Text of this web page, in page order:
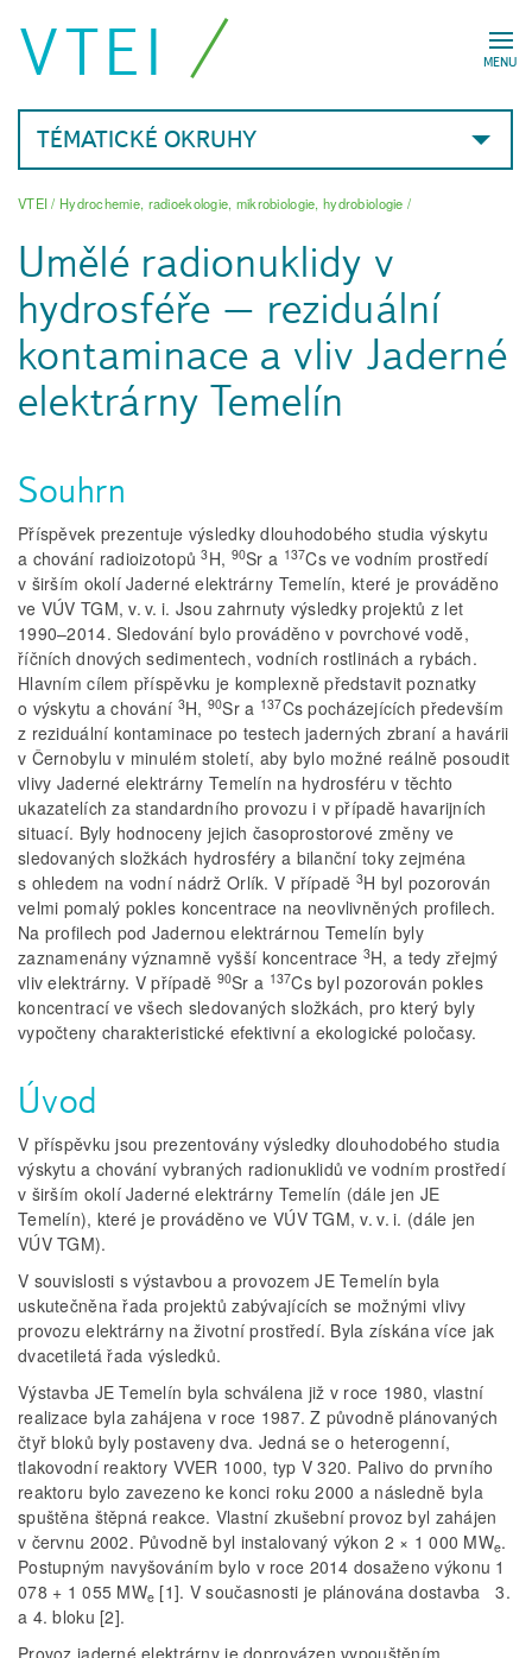
MENU
VTEI
TÉMATICKÉ OKRUHY
VTEI/ Hydrochemie, radioekologie, mikrobiologie, hydrobiologie /
Umělé radionuklidy v
hydrosféře – reziduální
kontaminace a vliv Jaderné
elektrárny Temelín
Souhrn
Příspěvek prezentuje výsledky dlouhodobého studia výskytu
a chování radioizotopů3H, 90Sr a 137Cs ve vodním prostředí
v širším okolí Jaderné elektrárny Temelín, které je prováděno
ve VÚV TGM, v. v. i. Jsou zahrnuty výsledky projektů z let
1990–2014. Sledování bylo prováděno v povrchové vodě,
říčních dnových sedimentech, vodních rostlinách a rybách.
Hlavním cílem příspěvku je komplexně představit poznatky
o výskytu a chování 3H, 90Sr a 137Cs pocházejících především
z reziduální kontaminace po testech jaderných zbraní a havárii
v Černobylu v minulém století, aby bylo možné reálně posoudit
vlivy Jaderné elektrárny Temelín na hydrosféru v těchto
ukazatelích za standardního provozu i v případě havarijních
situací. Byly hodnoceny jejich časoprostorové změny ve
sledovaných složkách hydrosféry a bilanční toky zejména
s ohledem na vodní nádrž Orlík. V případě 3H byl pozorován
velmi pomalý pokles koncentrace na neovlivněných profilech.
Na profilech pod Jadernou elektrárnou Temelín byly
zaznamenány významně vyšší koncentrace 3H, a tedy zřejmý
vliv elektrárny. V případě 90Sr a 137Cs byl pozorován pokles
koncentrací ve všech sledovaných složkách, pro který byly
vypočteny charakteristické efektivní a ekologické poločasy.
Úvod
V příspěvku jsou prezentovány výsledky dlouhodobého studia
výskytu a chování vybraných radionuklidů ve vodním prostředí
v širším okolí Jaderné elektrárny Temelín (dále jen JE
Temelín), které je prováděno ve VÚV TGM, v. v. i. (dále jen
VÚV TGM).
V souvislosti s výstavbou a provozem JE Temelín byla
uskutečněna řada projektů zabývajících se možnými vlivy
provozu elektrárny na životní prostředí. Byla získána více jak
dvacetiletá řada výsledků.
Výstavba JE Temelín byla schválena již v roce 1980, vlastní
realizace byla zahájena v roce 1987. Z původně plánovaných
čtyř bloků byly postaveny dva. Jedná se o heterogenní,
tlakovodní reaktory VVER 1000, typ V 320. Palivo do prvního
reaktoru bylo zavezeno ke konci roku 2000 a následně byla
spuštěna štěpná reakce. Vlastní zkušební provoz byl zahájen
v červnu 2002. Původně byl instalovaný výkon 2 × 1 000 MWe.
Postupným navyšováním bylo v roce 2014 dosaženo výkonu 1
078 + 1 055 MWe [1]. V současnosti je plánována dostavba 3.
a 4. bloku [2].